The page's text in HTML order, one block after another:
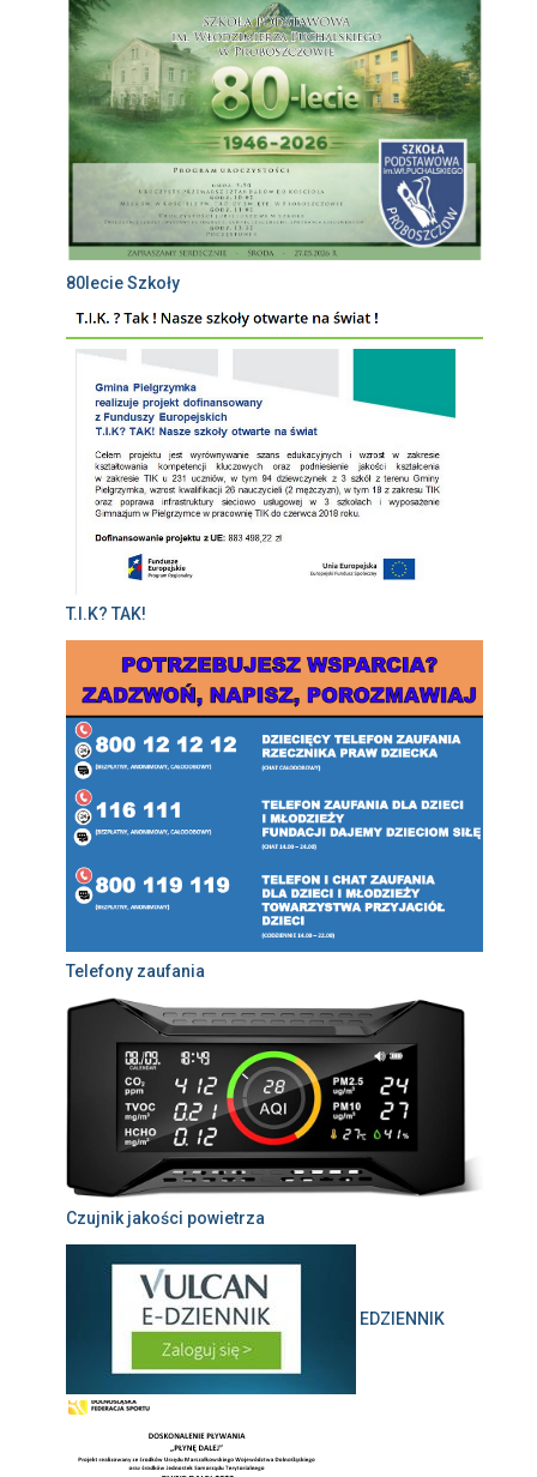
80lecie Szkoły
T.I.K? TAK!
Telefony zaufania
Czujnik jakości powietrza
EDZIENNIK